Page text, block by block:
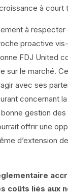
à court
à
proactive
FDJ United
sur le marché.
avec ses
concernant
gestion
offrir une
d’extension
coûts liés aux